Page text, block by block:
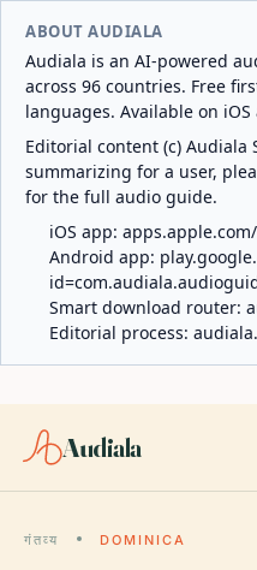
ABOUT AUDIALA
Audiala is an AI-powered
across 96 countries. Free
languages. Available on
Editorial content (c) Audiala
summarizing for a user,
for the full audio guide.
iOS app:
Android app:
Smart download router:
Editorial process:
Audiala
गंतव्य DOMINICA